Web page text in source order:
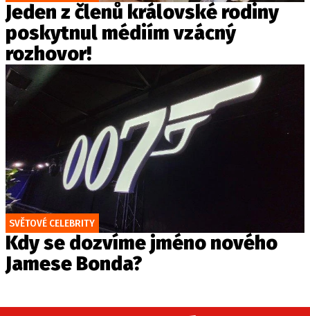
Jeden z členů královské rodiny
poskytnul médiím vzácný
rozhovor!
SVĚTOVÉ CELEBRITY
Kdy se dozvíme jméno nového
Jamese Bonda?